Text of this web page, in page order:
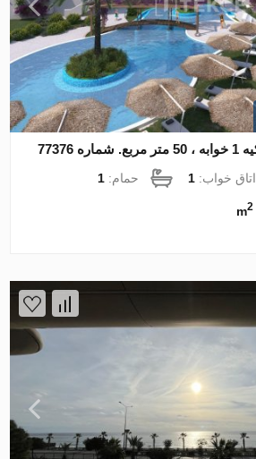
اتاق خواب:1 حمام:1
2